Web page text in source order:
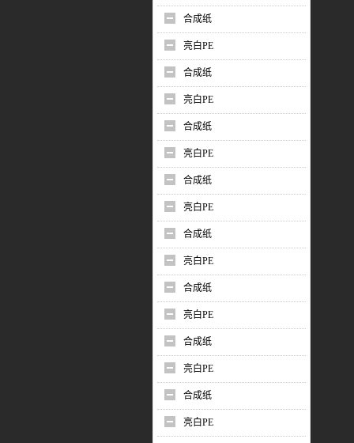
合成纸
亮白PE
合成纸
亮白PE
合成纸
亮白PE
合成纸
亮白PE
合成纸
亮白PE
合成纸
亮白PE
合成纸
亮白PE
合成纸
亮白PE